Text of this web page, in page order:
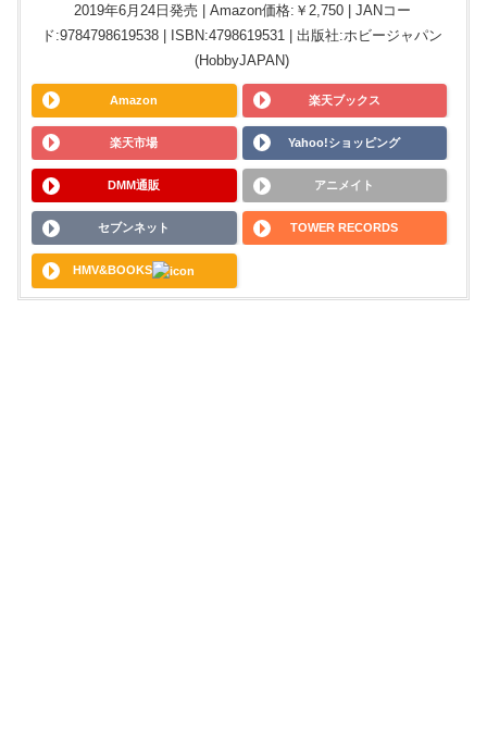
2019年6月24日発売 | Amazon価格:￥2,750 | JANコー
ド:9784798619538 | ISBN:4798619531 | 出版社:ホビージャパン
(HobbyJAPAN)
Amazon 楽天ブックス
楽天市場 Yahoo!ショッピング
DMM通販 アニメイト
セブンネット TOWER RECORDS
HMV&BOOKS